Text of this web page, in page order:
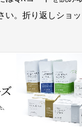
い。折り返しショ